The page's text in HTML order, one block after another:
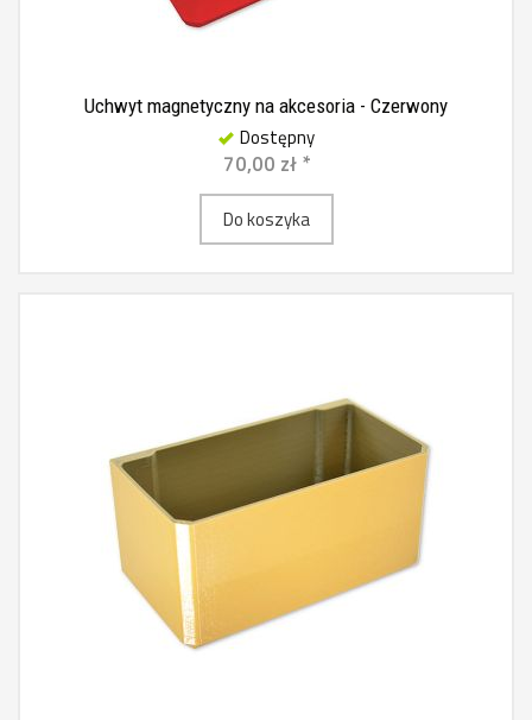
Uchwyt magnetyczny na akcesoria - Czerwony
Dostępny
70,00 zł *
Do koszyka